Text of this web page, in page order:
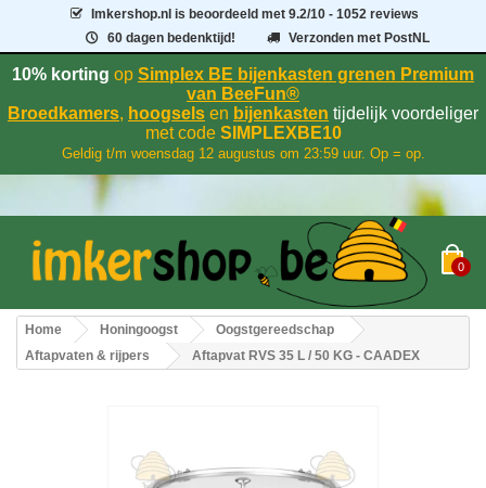
Imkershop.nl is beoordeeld met9.2/10 - 1052 reviews
60 dagen bedenktijd!
Verzonden met PostNL
10% korting op Simplex BE bijenkasten grenen Premium
van BeeFun®
Broedkamers, hoogsels en bijenkasten tijdelijk voordeliger
met codeSIMPLEXBE10
Geldig t/m woensdag 12 augustus om 23:59 uur. Op = op.
0
Home Honingoogst
Oogstgereedschap
Aftapvaten & rijpers
Aftapvat RVS 35 L / 50 KG - CAADEX